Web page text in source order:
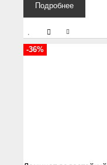
Подробнее
-36%